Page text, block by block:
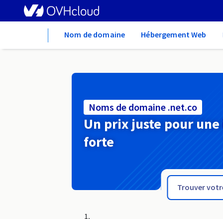
Nom de domaine Hébergement Web
Noms de domaine .net.co
Un prix juste pour
forte